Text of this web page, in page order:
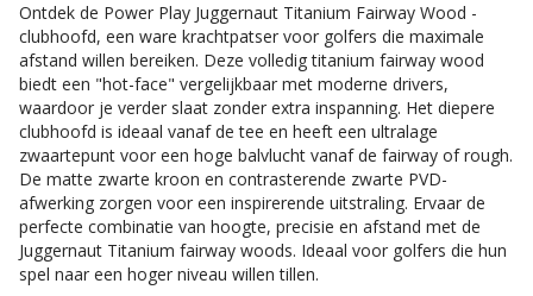
Ontdek de Power Play Juggernaut Titanium Fairway Wood -
clubhoofd, een ware krachtpatser voor golfers die maximale
afstand willen bereiken. Deze volledig titanium fairway wood
biedt een "hot-face" vergelijkbaar met moderne drivers,
waardoor je verder slaat zonder extra inspanning. Het diepere
clubhoofd is ideaal vanaf de tee en heeft een ultralage
zwaartepunt voor een hoge balvlucht vanaf de fairway of rough.
De matte zwarte kroon en contrasterende zwarte PVD-
afwerking zorgen voor een inspirerende uitstraling. Ervaar de
perfecte combinatie van hoogte, precisie en afstand met de
Juggernaut Titanium fairway woods. Ideaal voor golfers die hun
spel naar een hoger niveau willen tillen.